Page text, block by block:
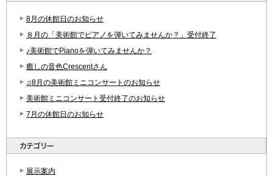
8月の休館日のお知らせ
８月の「美術館でピアノを弾いてみませんか？」受付終了
♪美術館でPianoを弾いてみませんか？
癒しの音色Crescentさん
♫8月の美術館ミニコンサートのお知らせ
美術館ミニコンサート受付終了のお知らせ
7月の休館日のお知らせ
展示案内